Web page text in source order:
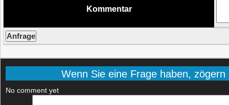
Kommentar
Wenn Sie eine Frage haben,
No comment yet